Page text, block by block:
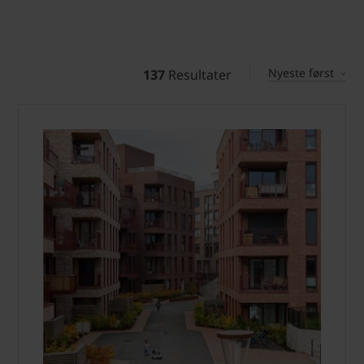
137 Resultater Nyeste først